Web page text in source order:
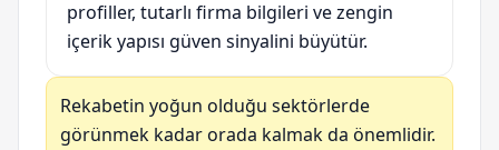
profiller, tutarlı firma bilgileri ve zengin
içerik yapısı güven sinyalini büyütür.
Rekabetin yoğun olduğu sektörlerde
görünmek kadar orada kalmak da önemlidir.